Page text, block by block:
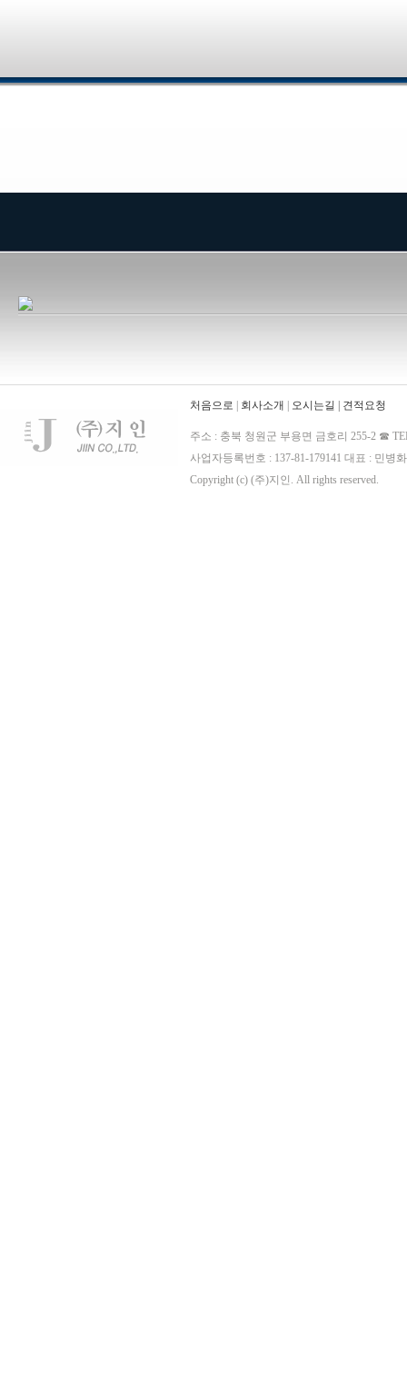
처음으로 회사소개 오시는길 견적요청
주소 : 충북 청원군 부용면 금호리 255-2 ☎
사업자등록번호 : 137-81-179141 대표 : 민병화
Copyright (c) (주)지인. All rights reserved.